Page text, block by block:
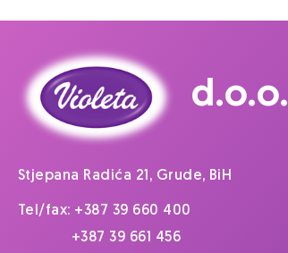
d.o.o.
Stjepana Radića 21, Grude, BiH
Tel/fax: +387 39 660 400
+387 39 661 456